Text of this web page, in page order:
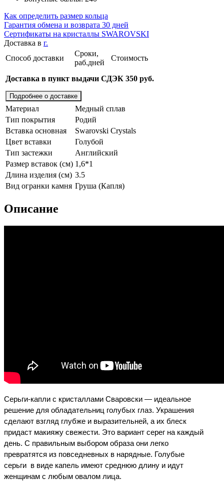
Как определить размер кольца
Гарантия обмена и возврата 30 дней
Сертификаты на кристаллы SWAROVSKI
Доставка в г.
Способ доставки
Сроки,
раб.дней
Стоимость
Доставка в пункт выдачи СДЭК 350 руб.
Подробнее о доставке
Материал
Медный сплав
Тип покрытия
Родий
Вставка основная
Swarovski Crystals
Цвет вставки
Голубой
Тип застежки
Английский
Размер вставок (см) 1,6*1
Длина изделия (см) 3.5
Вид огранки камня Груша (Капля)
Описание
Серьги-капли с кристаллами Сваровски — идеальное
решение для обладательниц голубых глаз. Украшения
сделают взгляд глубже и выразительней, а их блеск
придаст макияжу свежести. Это вариант серег на каждый
день. С правильным выбором образа они легко
превратятся из повседневных в нарядные. Голубые
серьги  в виде капель имеют среднюю длину и идут
женщинам с любым овалом лица.